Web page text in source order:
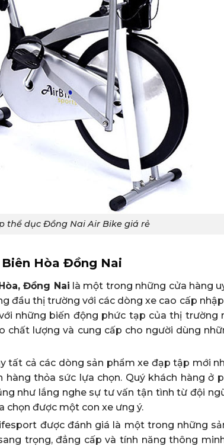
thể dục Đồng Nai Air Bike giá rẻ
Hòa Đồng Nai
Đồng Nai là một trong những cửa hàng
đầu thị trường với các dòng xe cao cấp
những biến động phức tạp của thị trường
chất lượng và cung cấp cho người dùng
tất cả các dòng sản phẩm xe đạp tập mới
thỏa sức lựa chọn. Quý khách hàng ở
như lắng nghe sự tư vấn tận tình từ đội
chọn được một con xe ưng ý.
được đánh giá là một trong những
trọng, đẳng cấp và tính năng thông